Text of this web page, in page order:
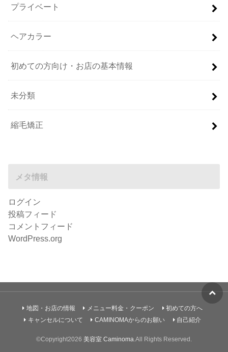
プライベート
ヘアカラー
初めての方向け・お店の基本情報
未分類
縮毛矯正
メタ情報
ログイン
投稿フィード
コメントフィード
WordPress.org
地図・お店の情報 メニュー料金・クーポン
初めての方へ
キャンセルについて
CAMINOMAからのお願い 自己紹介
©Copyright2026 美容室 Caminoma .All Rights Reserved.